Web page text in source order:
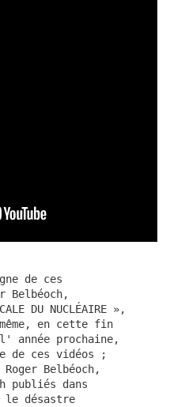
de ces
Belbéoch,
DU NUCLÉAIRE »,
en cette fin
année prochaine,
de ces vidéos ;
Belbéoch,
publiés dans
le désastre